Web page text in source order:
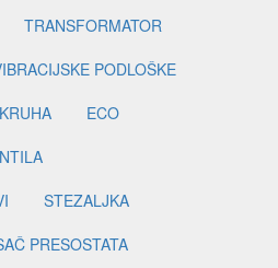
TRANSFORMATOR
PODLOŠKE
ECO
STEZALJKA
PRESOSTATA